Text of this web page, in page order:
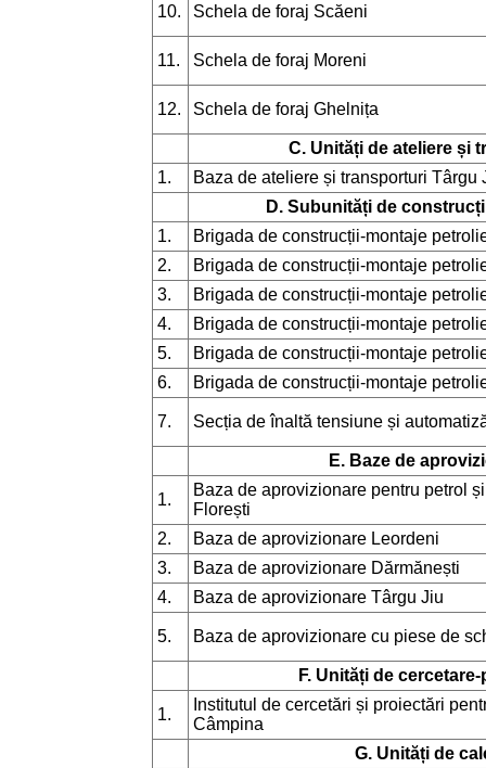
10. Schela de foraj Scăeni
11. Schela de foraj Moreni
12. Schela de foraj Ghelnița
C. Unități de ateliere și
1.
Baza de ateliere și transporturi Târgu
D. Subunități de
1.
Brigada de construcții-montaje
2.
Brigada de construcții-montaje
3.
Brigada de construcții-montaje
4.
Brigada de construcții-montaje
5.
Brigada de construcții-montaje
6.
Brigada de construcții-montaje
7. Secția de înaltă tensiune și
E. Baze de
1.
Baza de aprovizionare pentru petrol
Florești
2.
Baza de aprovizionare Leordeni
3.
Baza de aprovizionare Dărmănești
4.
Baza de aprovizionare Târgu Jiu
5. Baza de aprovizionare cu piese de
F. Unități de
1.
Institutul de cercetări și proiectări
Câmpina
G. Unități de